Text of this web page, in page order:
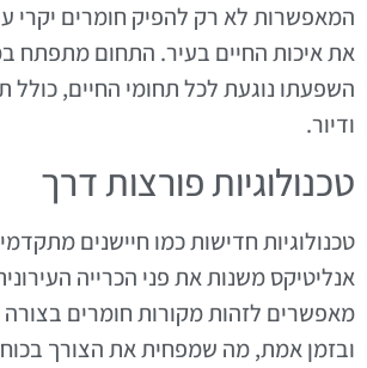
המאפשרות לא רק להפיק חומרים יקרי
את איכות החיים בעיר. התחום מתפתח
השפעתו נוגעת לכל תחומי החיים, כולל
ודיור.
טכנולוגיות פורצות דרך
טכנולוגיות חדישות כמו חיישנים
אנליטיקס משנות את פני הכרייה
מאפשרים לזהות מקורות חומרים בצורה
ובזמן אמת, מה שמפחית את הצורך